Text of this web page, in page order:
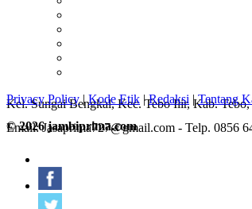
Kel. Sungai Bengkal, Kec. Tebo Ilir, Kab. Tebo,
Email: Jasaprima727@gmail.com - Telp. 0856
Privacy Policy|Kode Etik |Redaksi |Tentang
© 2026 jambiprima.com